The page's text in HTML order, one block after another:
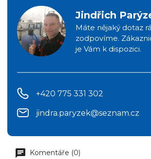
Jindřich
Máte nějaký dotaz
zodpovíme.
je Vám k dispozici.
+420 775 331 302
jindra.paryzek@seznam.cz
Komentáře (0)